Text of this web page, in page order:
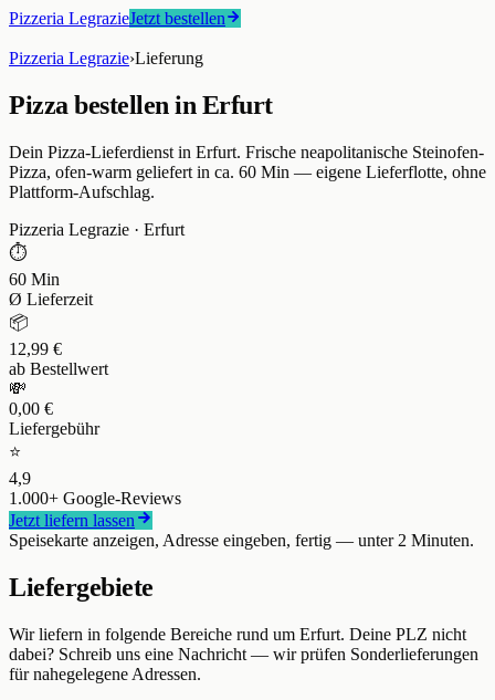
Pizzeria LegrazieJetzt bestellen
Pizzeria Legrazie›Lieferung
Pizza bestellen in Erfurt
Dein Pizza-Lieferdienst in Erfurt. Frische neapolitanische Steinofen-
Pizza, ofen-warm geliefert in ca. 60 Min — eigene Lieferflotte, ohne
Plattform-Aufschlag.
Pizzeria Legrazie · Erfurt
⏱
60 Min
Ø Lieferzeit
📦
12,99 €
ab Bestellwert
💸
0,00 €
Liefergebühr
⭐
4,9
1.000+ Google-Reviews
Jetzt liefern lassen
Speisekarte anzeigen, Adresse eingeben, fertig — unter 2 Minuten.
Liefergebiete
Wir liefern in folgende Bereiche rund um Erfurt. Deine PLZ nicht
dabei? Schreib uns eine Nachricht — wir prüfen Sonderlieferungen
für nahegelegene Adressen.